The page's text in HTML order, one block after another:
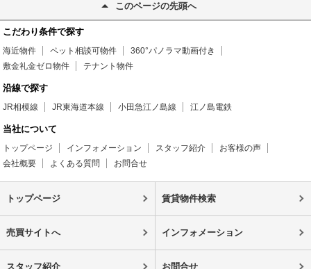
このページの先頭へ
こだわり条件で探す
海近物件 ペット相談可物件
360°パノラマ動画付き
敷金礼金ゼロ物件
テナント物件
沿線で探す
JR相模線 JR東海道本線 小田急江ノ島線 江ノ島電鉄
当社について
トップページ インフォメーション スタッフ紹介
お客様の声
会社概要
よくある質問 お問合せ
トップページ 賃貸物件検索
売買サイトへ インフォメーション
スタッフ紹介 お問合せ